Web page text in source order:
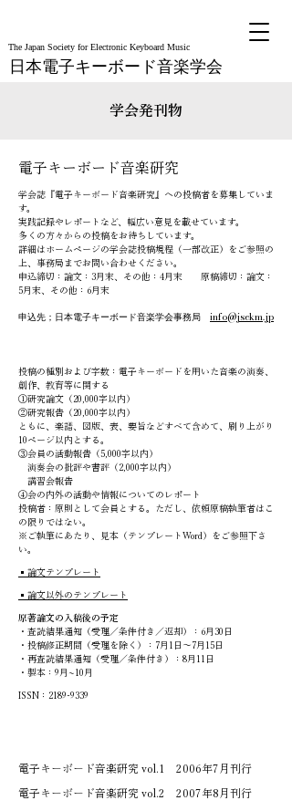
日本電子キーボード音楽学会
The Japan Society for Electronic Keyboard Music
学会発刊物
電子キーボード音楽研究
学会誌『電子キーボード音楽研究』への投稿者を募集していま
す。
実践記録やレポートなど、幅広い意見を載せています。
多くの方々からの投稿をお待ちしています。
詳細はホームページの学会誌投稿規程（一部改正）をご参照の
上、事務局までお問い合わせください。
申込締切：論文：3月末、その他：4月末
​原稿締切：論文：
5月末、その他：6月末
​申込先；日本電子キーボード音楽学会事務局 info@jsekm.jp
投稿の種別および字数：電子キーボードを用いた音楽の演奏、
創作、教育等に関する
①研究論文（20,000字以内）
②研究報告（20,000字以内）
ともに、楽譜、図版、表、要旨などすべて含めて、刷り上がり
10ページ以内とする。
③会員の活動報告（5,000字以内）
演奏会の批評や書評（2,000字以内）
講習会報告
④会の内外の活動や情報についてのレポート
投稿者：原則として会員とする。ただし、依頼原稿執筆者はこ
の限りではない。
​※ご執筆にあたり、見本（テンプレートWord）をご参照下さ
い。
▪︎論文テンプレート
▪︎論文以外のテンプレート
原著論文の入稿後の予定
・査読結果通知（受理／条件付き／返却）：6月30日
・投稿修正期間（受理を除く）：7月1日〜7月15日
・再査読結果通知（受理／条件付き）：8月11日
​・製本：9月~10月
ISSN：2189-9339
電子キーボード音楽研究 vol.1 2006年7月刊行
電子キーボード音楽研究 vol.2 2007年8月刊行